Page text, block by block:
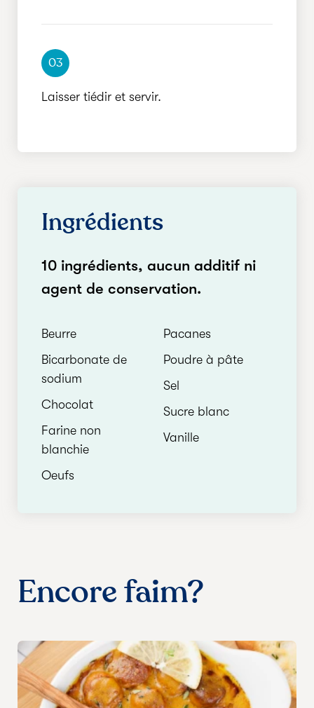
03
Laisser tiédir et servir.
Ingrédients
10 ingrédients, aucun additif ni
agent de conservation.
Beurre
Bicarbonate de
sodium
Chocolat
Farine non
blanchie
Oeufs
Pacanes
Poudre à pâte
Sel
Sucre blanc
Vanille
Encore faim?